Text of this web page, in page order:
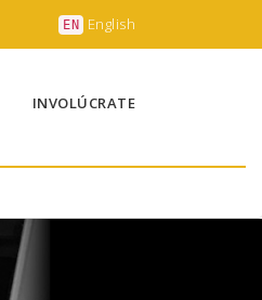
EN English
INVOLÚCRATE